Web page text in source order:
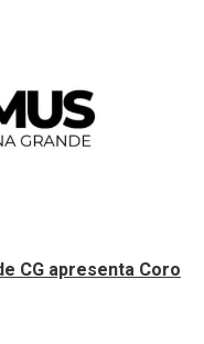
CG apresenta Coro